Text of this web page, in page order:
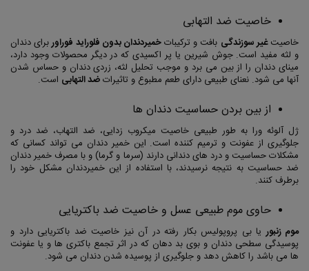
خاصیت ضد التهابی
خاصیتغیر سوزندگی بافت و ترکیباتخمیردندان بدون فلوراید فوراوربرای دندان
و لثه مفید است. جوش شیرین یا پر اکسیدی که در دیگر محصولات وجود دارد،
مینای دندان را از بین می برد و موجب تحلیل لثه، زردی دندان و حساس شدن
آنها می شود. نعنای طبیعی دارای طعم مطبوع و تاثیراتضد التهابی است.
از بین بردن حساسیت دندان ها
ژل آلوئه ورا به طور طبیعی خاصیت میکروب زدایی، ضد التهاب، ضد درد و
جلوگیری از عفونت و ترمیم کننده است. این خمیر دندان می تواند کسانی که
مشکلات حساسیت و درد های دندانی دارند (سرما و گرما) و با مصرف خمیر دندان
ضد حساسیت به نتیجه نرسیدند، با استفاده از این خمیردندان مشکل خود را
برطرف کنند.
حاوی موم طبیعی عسل و خاصیت ضد باکتریایی
موم زنبوریا بی پروپولیس بکار رفته در آن نیز خاصیت ضد باکتریایی دارد و
پوسیدگی سطحی دندان و بوی بد دهان که در اثر تجمع باکتری ها و یا عفونت
ها می باشد را کاهش دهد و جلوگیری از پوسیده شدن دندان می شود.